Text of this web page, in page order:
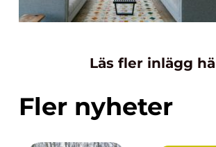
Läs fler inlägg
Fler nyheter